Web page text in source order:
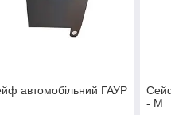
автомобільний ГАУР
- М